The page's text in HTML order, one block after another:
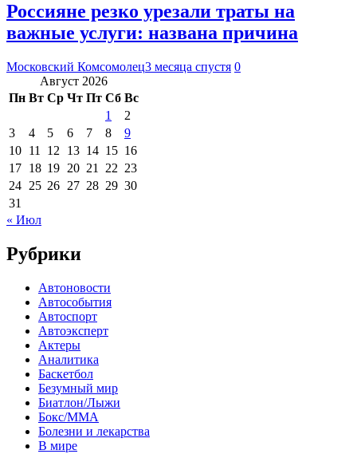
Россияне резко урезали траты на
важные услуги: названа причина
Московский Комсомолец3 месяца спустя 0
Август 2026
Пн Вт Ср Чт Пт Сб Вс
1
2
3
4 5 6 7 8
9
10 11 12 13 14 15 16
17 18 19 20 21 22 23
24 25 26 27 28 29 30
31
« Июл
Рубрики
Автоновости
Автособытия
Автоспорт
Автоэксперт
Актеры
Аналитика
Баскетбол
Безумный мир
Биатлон/Лыжи
Бокс/MMA
Болезни и лекарства
В мире